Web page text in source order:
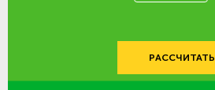
РАССЧИТАТЬ